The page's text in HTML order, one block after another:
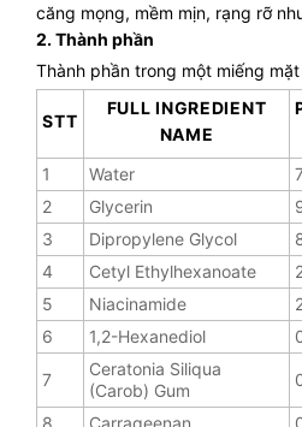
căng mọng, mềm mịn, rạng rỡ
2. Thành phần
Thành phần trong một miếng
STT
FULL INGREDIENT
NAME
1
Water
2
Glycerin
3
Dipropylene Glycol
4
Cetyl Ethylhexanoate
5
Niacinamide
6
1,2-Hexanediol
7
Ceratonia Siliqua
(Carob) Gum
8 Carrageenan